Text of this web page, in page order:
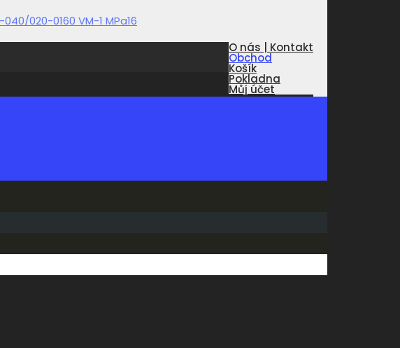
O nás | Kontakt
Obchod
Košík
Pokladna
Můj účet